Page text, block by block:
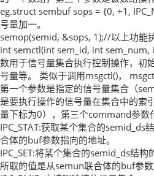
eg.struct sembuf sops = {0, +1,
号量加一。
semop(semid, &sops, 1);//以上功能
int semctl(int sem_id, int
数用于信号量集合执行控制操作，初
号量等。 类似于调用msgctl()，
第一个参数是指定的信号量集合（
是要执行操作的信号量在集合中的索
量下标为0），第三个command参数
IPC_STAT:获取某个集合的semid_ds
合体的buf参数指向的地址。
IPC_SET:将某个集合的semid_ds结
所取的值是从semun联合体的buf参数